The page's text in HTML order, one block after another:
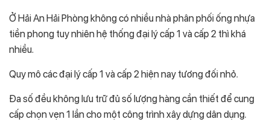
Ở Hải An Hải Phòng không có nhiều nhà phân phối ống nhựa
tiền phong tuy nhiên hệ thống đại lý cấp 1 và cấp 2 thì khá
nhiều.
Quy mô các đại lý cấp 1 và cấp 2 hiện nay tương đối nhỏ.
Đa số đều không lưu trữ đủ số lượng hàng cần thiết để cung
cấp chọn vẹn 1 lần cho một công trình xây dựng dân dụng.